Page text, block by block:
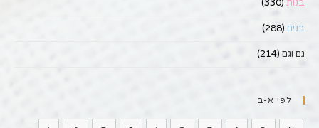
בנות (330)
בנים (288)
גם וגם (214)
לפי א-ב